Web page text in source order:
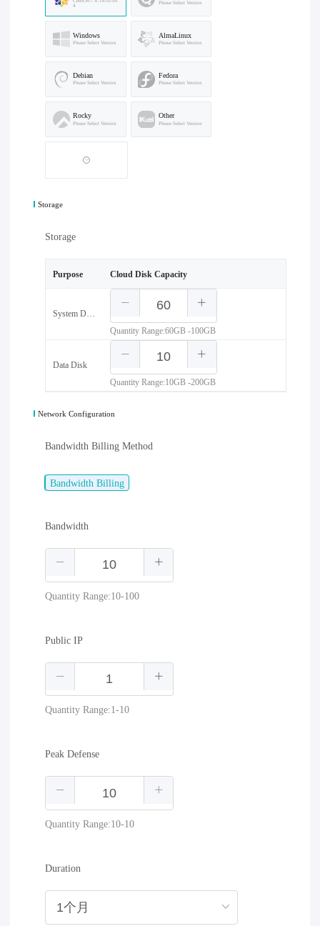
4
Please Select Version
Windows
Please Select Version
AlmaLinux
Please Select Version
Debian
Please Select Version
Fedora
Please Select Version
Rocky
Please Select Version
Other
Please Select Version
Storage
Storage
Purpose Cloud Disk Capacity
System Disk
Quantity Range:60GB -100GB
Data Disk
Quantity Range:10GB -200GB
Network Configuration
Bandwidth Billing Method
Bandwidth Billing
Bandwidth
Quantity Range:10-100
Public IP
Quantity Range:1-10
Peak Defense
Quantity Range:10-10
Duration